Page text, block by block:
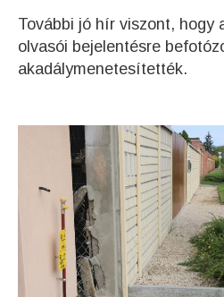
További jó hír viszont, hogy
olvasói bejelentésre
akadálymenetesítették.